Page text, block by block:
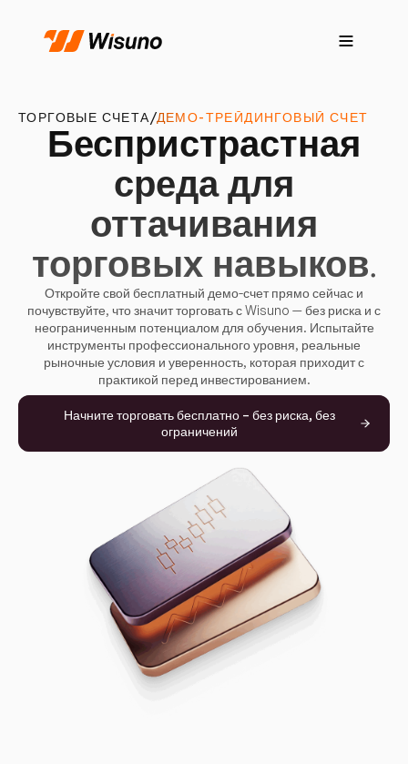
ТОРГОВЫЕ СЧЕТА/ДЕМО-ТРЕЙДИНГОВЫЙ СЧЕТ
Беспристрастная
среда для
оттачивания
торговых навыков.
Откройте свой бесплатный демо-счет прямо сейчас и
почувствуйте, что значит торговать с Wisuno — без риска и с
неограниченным потенциалом для обучения. Испытайте
инструменты профессионального уровня, реальные
рыночные условия и уверенность, которая приходит с
практикой перед инвестированием.
Начните торговать бесплатно – без риска, без
ограничений